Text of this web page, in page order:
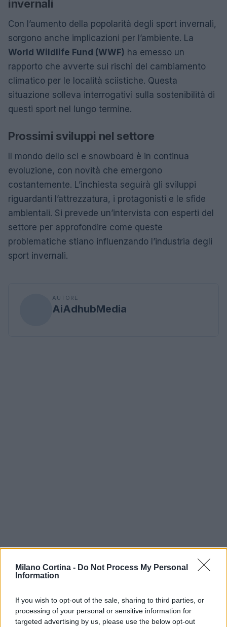
Milano Cortina - Do Not Process My Personal
Information
If you wish to opt-out of the sale, sharing to third parties, or
processing of your personal or sensitive information for
targeted advertising by us, please use the below opt-out
invernali
Con l’aumento della popolarità degli sport invernali,
sorgono anche implicazioni per l’ambiente. La
World Wildlife Fund (WWF) ha emesso un
rapporto che avverte sui rischi del cambiamento
climatico per le località sciistiche. Questa
situazione solleva interrogativi sulla sostenibilità di
questi sport nel lungo termine.
Prossimi sviluppi nel settore
Il mondo dello sci e snowboard è in continua
evoluzione, con novità che emergono
costantemente. L’inchiesta seguirà gli sviluppi
riguardanti l’attrezzatura, i protagonisti e le sfide
ambientali. Si prevede un’intervista con esperti del
settore per approfondire come queste
problematiche stiano influenzando l’industria degli
sport invernali.
AUTORE
AiAdhubMedia
Continua a leggere
NEWS